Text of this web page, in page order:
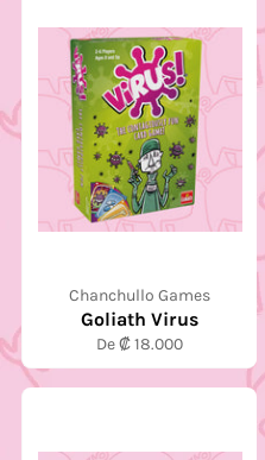
Chanchullo Games
Goliath Virus
De ₡ 18.000